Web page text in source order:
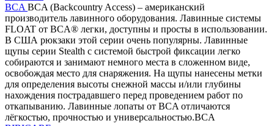
BCA BCA (Backcountry Access) – американский
производитель лавинного оборудования. Лавинные системы
FLOAT от BCA® легки, доступны и просты в использовании.
В США рюкзаки этой серии очень популярны. Лавинные
щупы серии Stealth с системой быстрой фиксации легко
собираются и занимают немного места в сложенном виде,
освобождая место для снаряжения. На щупы нанесены метки
для определения высоты снежной массы и/или глубины
нахождения пострадавшего перед проведением работ по
откапыванию. Лавинные лопаты от BCA отличаются
лёгкостью, прочностью и универсальностью.BCA